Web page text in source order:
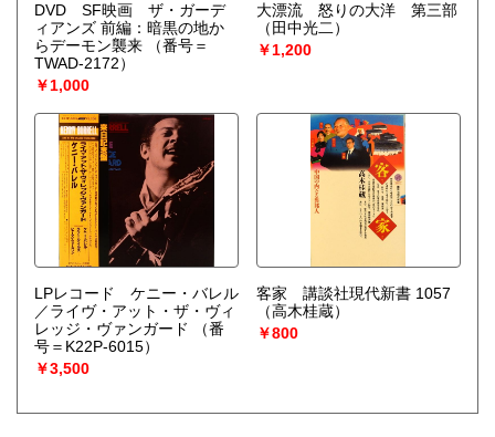
DVD SF映画 ザ・ガーデ
ィアンズ 前編：暗黒の地か
らデーモン襲来
（番号＝
TWAD-2172）
￥1,000
大漂流 怒りの大洋 第三部
（田中光二）
￥1,200
LPレコード ケニー・バレル
／ライヴ・アット・ザ・ヴィ
レッジ・ヴァンガード
（番
号＝K22P-6015）
￥3,500
客家 講談社現代新書 1057
（高木桂蔵）
￥800